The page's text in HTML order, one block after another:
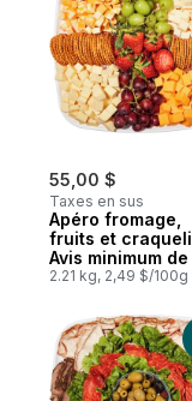
55,00 $
Taxes en sus
Apéro fromage,
fruits et
Avis minimum de
heures requis
2.21 kg, 2,49 $/100g